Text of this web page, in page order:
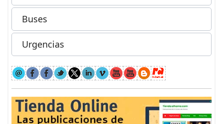
Buses
Urgencias